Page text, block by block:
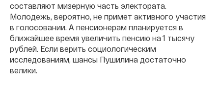
составляют мизерную часть электората.
Молодежь, вероятно, не примет активного участия
в голосовании. А пенсионерам планируется в
ближайшее время увеличить пенсию на 1 тысячу
рублей. Если верить социологическим
исследованиям, шансы Пушилина достаточно
велики.